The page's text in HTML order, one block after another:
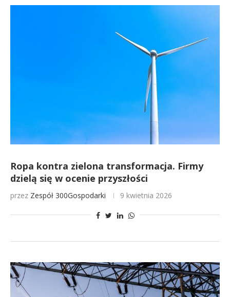
Ropa kontra zielona transformacja. Firmy
dzielą się w ocenie przyszłości
przez Zespół 300Gospodarki 9 kwietnia 2026